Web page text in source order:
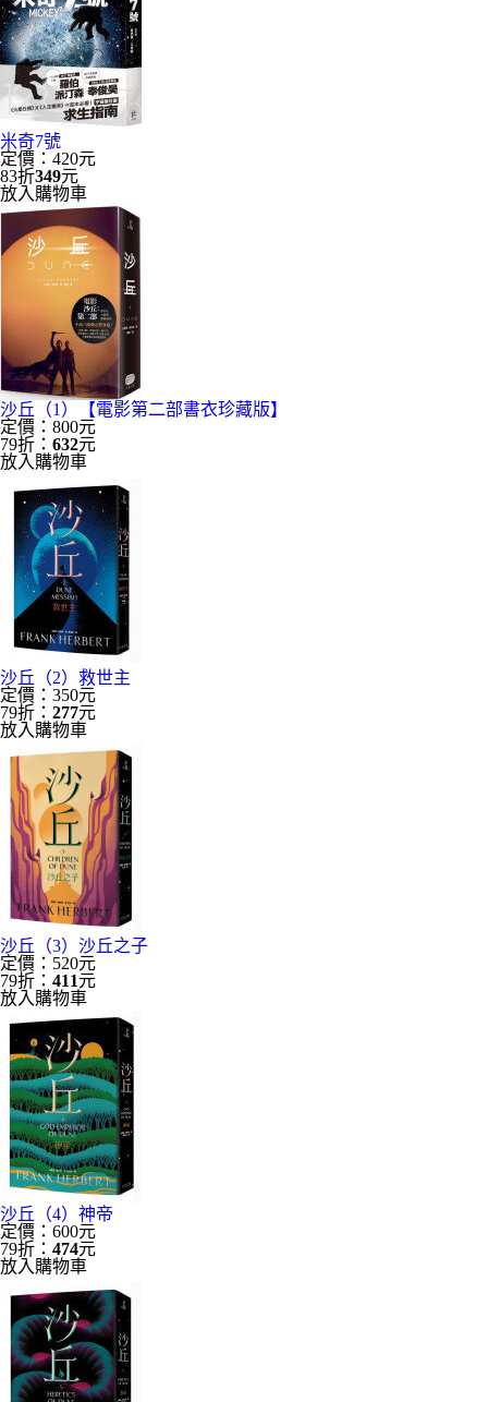
米奇7號
定價：420元
83折349元
放入購物車
沙丘（1）【電影第二部書衣珍藏版】
定價：800元
79折： 632元
放入購物車
沙丘（2）救世主
定價：350元
79折： 277元
放入購物車
沙丘（3）沙丘之子
定價：520元
79折： 411元
放入購物車
沙丘（4）神帝
定價：600元
79折： 474元
放入購物車